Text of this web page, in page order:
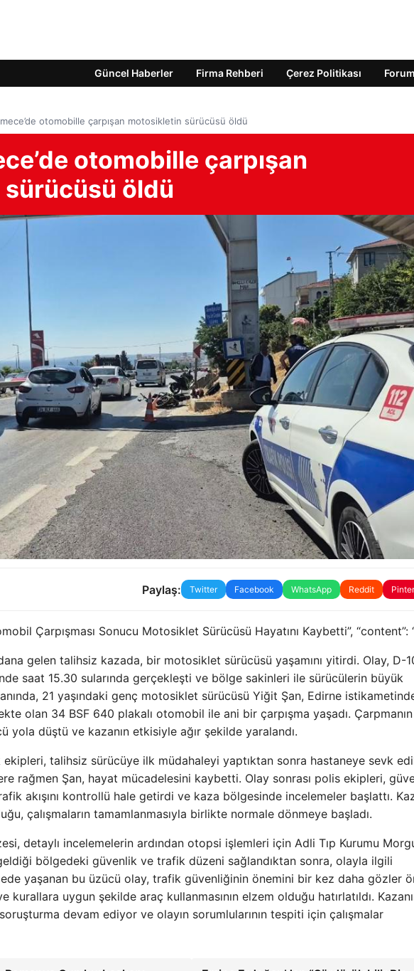
Güncel Haberler Firma Rehberi Çerez Politikası Forum
otomobille çarpışan motosikletin sürücüsü öldü
otomobille çarpışan
öldü
Paylaş: Twitter Facebook WhatsApp Reddit
Çarpışması Sonucu Motosiklet Sürücüsü Hayatını Kaybetti”, “content”:
gelen talihsiz kazada, bir motosiklet sürücüsü yaşamını yitirdi. Olay, D-
saat 15.30 sularında gerçekleşti ve bölge sakinleri ile sürücülerin büyük
21 yaşındaki genç motosiklet sürücüsü Yiğit Şan, Edirne
olan 34 BSF 640 plakalı otomobil ile ani bir çarpışma yaşadı. Çarpmanın
yola düştü ve kazanın etkisiyle ağır şekilde yaralandı.
ekipleri, talihsiz sürücüye ilk müdahaleyi yaptıktan sonra hastaneye sevk
rağmen Şan, hayat mücadelesini kaybetti. Olay sonrası polis ekipleri,
akışını kontrollü hale getirdi ve kaza bölgesinde incelemeler başlattı.
çalışmaların tamamlanmasıyla birlikte normale dönmeye başladı.
detaylı incelemelerin ardından otopsi işlemleri için Adli Tıp Kurumu
bölgedeki güvenlik ve trafik düzeni sağlandıktan sonra, olayla ilgili
yaşanan bu üzücü olay, trafik güvenliğinin önemini bir kez daha gözler
uygun şekilde araç kullanmasının elzem olduğu hatırlatıldı.
devam ediyor ve olayın sorumlularının tespiti için çalışmalar